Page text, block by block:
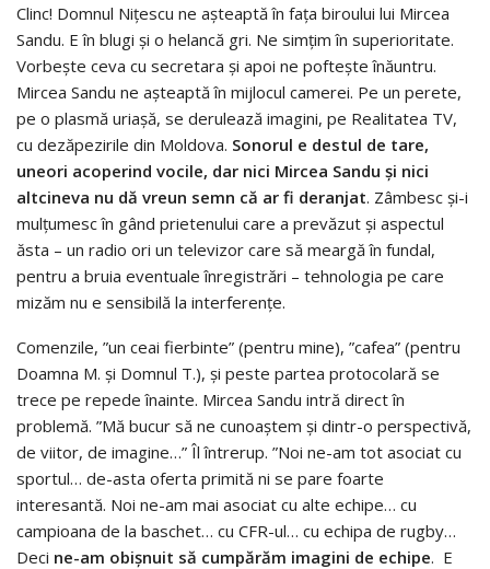
Clinc! Domnul Nițescu ne așteaptă în fața biroului lui Mircea
Sandu. E în blugi și o helancă gri. Ne simțim în superioritate.
Vorbește ceva cu secretara și apoi ne poftește înăuntru.
Mircea Sandu ne așteaptă în mijlocul camerei. Pe un perete,
pe o plasmă uriașă, se derulează imagini, pe Realitatea TV,
cu dezăpezirile din Moldova. Sonorul e destul de tare,
uneori acoperind vocile, dar nici Mircea Sandu și nici
altcineva nu dă vreun semn că ar fi deranjat. Zâmbesc și-i
mulțumesc în gând prietenului care a prevăzut și aspectul
ăsta – un radio ori un televizor care să meargă în fundal,
pentru a bruia eventuale înregistrări – tehnologia pe care
mizăm nu e sensibilă la interferențe.
Comenzile, ”un ceai fierbinte” (pentru mine), ”cafea” (pentru
Doamna M. și Domnul T.), și peste partea protocolară se
trece pe repede înainte. Mircea Sandu intră direct în
problemă. ”Mă bucur să ne cunoaștem și dintr-o perspectivă,
de viitor, de imagine…” Îl întrerup. ”Noi ne-am tot asociat cu
sportul… de-asta oferta primită ni se pare foarte
interesantă. Noi ne-am mai asociat cu alte echipe… cu
campioana de la baschet… cu CFR-ul… cu echipa de rugby…
Deci ne-am obișnuit să cumpărăm imagini de echipe. E